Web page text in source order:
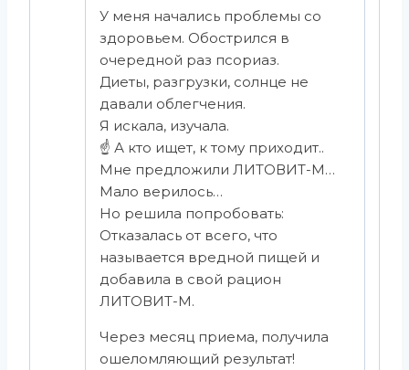
У меня начались проблемы со
здоровьем. Обострился в
очередной раз псориаз.
Диеты, разгрузки, солнце не
давали облегчения.
Я искала, изучала.
☝️ А кто ищет, к тому приходит..
Мне предложили ЛИТОВИТ-М…
Мало верилось…
Но решила попробовать:
Отказалась от всего, что
называется вредной пищей и
добавила в свой рацион
ЛИТОВИТ-М.
Через месяц приема, получила
ошеломляющий результат!